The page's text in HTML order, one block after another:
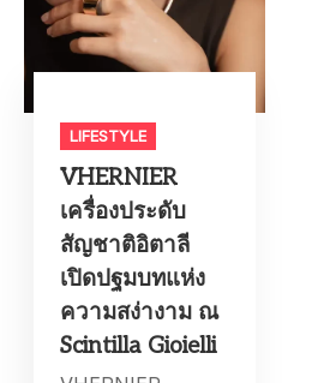
LIFESTYLE​
VHERNIER
เครื่องประดับ
สัญชาติอิตาลี
เปิดปฐมบทแห่ง
ความสง่างาม ณ
Scintilla Gioielli